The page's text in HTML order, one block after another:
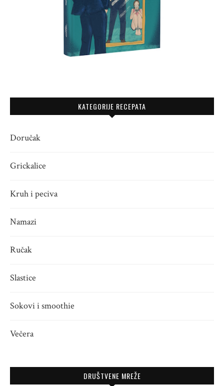
KATEGORIJE RECEPATA
Doručak
Grickalice
Kruh i peciva
Namazi
Ručak
Slastice
Sokovi i smoothie
Večera
DRUŠTVENE MREŽE